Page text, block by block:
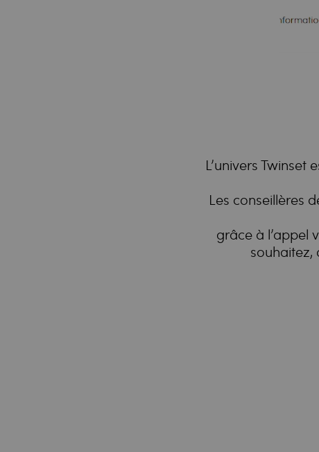
L’univers
Les conseillères
grâce à l’appel
souhaitez,